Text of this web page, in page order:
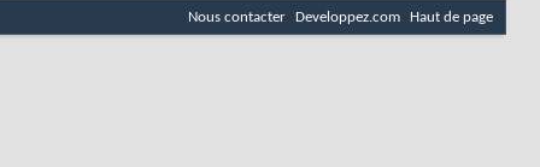
Nous contacter Developpez.com Haut de page